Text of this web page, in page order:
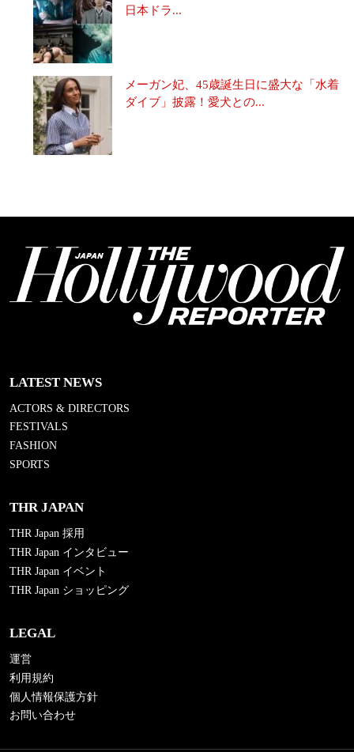
日本ドラ...
メーガン妃、45歳誕生日に盛大な「水着
ダイブ」披露！愛犬との...
LATEST NEWS
ACTORS & DIRECTORS
FESTIVALS
FASHION
SPORTS
THR JAPAN
THR Japan 採用
THR Japan インタビュー
THR Japan イベント
THR Japan ショッピング
LEGAL
運営
利用規約
個人情報保護方針
お問い合わせ